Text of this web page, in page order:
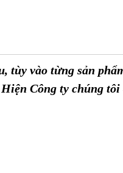
tùy vào từng sản
Công ty chúng